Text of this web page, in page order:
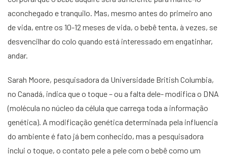
aconchegado e tranquilo. Mas, mesmo antes do primeiro ano
de vida, entre os 10-12 meses de vida, o bebê tenta, à vezes, se
desvencilhar do colo quando está interessado em engatinhar,
andar.
Sarah Moore, pesquisadora da Universidade British Columbia,
no Canadá, indica que o toque – ou a falta dele- modifica o DNA
(molécula no núcleo da célula que carrega toda a informação
genética). A modificação genética determinada pela influencia
do ambiente é fato já bem conhecido, mas a pesquisadora
inclui o toque, o contato pele a pele com o bebê como um